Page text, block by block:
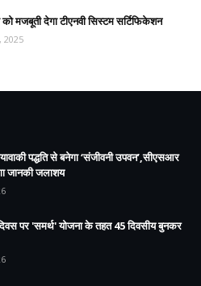
मजबूती देगा टीएनवी सिस्टम सर्टिफिकेशन
2025
पद्धति से बनेगा ‘संजीवनी उपवन’,सीएसआर
जानकी जलाशय
पर 'समर्थ' योजना के तहत 45 दिवसीय बुनकर